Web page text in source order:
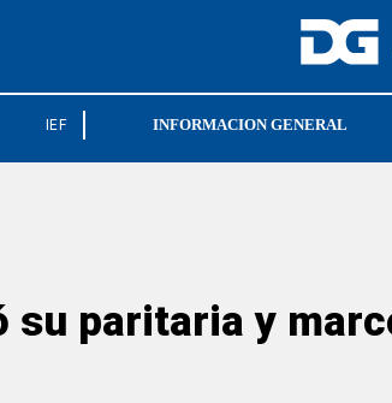
ATE NACIONAL
INFORMACION GENERAL
su paritaria y